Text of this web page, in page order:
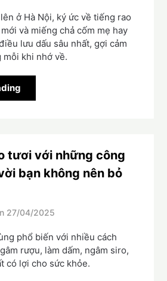
ở Hà Nội, ký ức về tiếng rao
và miếng chả cốm mẹ hay
lưu dấu sâu nhất, gợi cảm
mỗi khi nhớ về.
tươi với những công
bạn không nên bỏ
27/04/2025
phổ biến với nhiều cách
rượu, làm dấm, ngâm siro,
có lợi cho sức khỏe.